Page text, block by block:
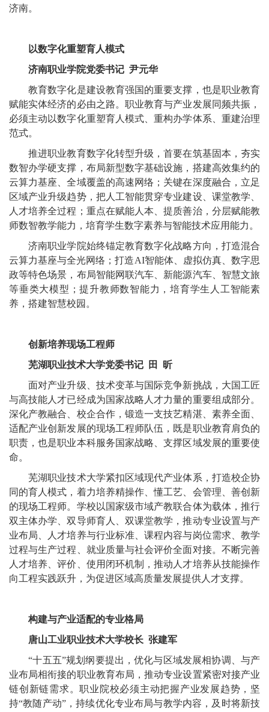
济南。
以数字化重塑育人模式
济南职业学院党委书记 尹元华
教育数字化是建设教育强国的重要支撑，也是职业教育
赋能实体经济的必由之路。职业教育与产业发展同频共振，
必须主动以数字化重塑育人模式、重构办学体系、重建治理
范式。
推进职业教育数字化转型升级，首要在筑基固本，夯实
数智办学硬支撑，布局新型数字基础设施，搭建高效集约的
云算力基座、全域覆盖的高速网络；关键在深度融合，立足
区域产业升级趋势，把人工智能贯穿专业建设、课堂教学、
人才培养全过程；重点在赋能人本、提质善治，分层赋能教
师数智教学能力，培育学生数字素养与智能技术应用能力。
济南职业学院始终锚定教育数字化战略方向，打造混合
云算力基座与全光网络；打造AI智能体、虚拟仿真、数字思
政等特色场景，布局智能网联汽车、新能源汽车、智慧文旅
等垂类大模型；提升教师数智能力，培育学生人工智能素
养，搭建智慧校园。
创新培养现场工程师
芜湖职业技术大学党委书记 田 昕
面对产业升级、技术变革与国际竞争新挑战，大国工匠
与高技能人才已经成为国家战略人才力量的重要组成部分。
深化产教融合、校企合作，锻造一支技艺精湛、素养全面、
适配产业创新发展的现场工程师队伍，既是职业教育肩负的
职责，也是职业本科服务国家战略、支撑区域发展的重要使
命。
芜湖职业技术大学紧扣区域现代产业体系，打造校企协
同的育人模式，着力培养精操作、懂工艺、会管理、善创新
的现场工程师。学校以国家级市域产教联合体为载体，推行
双主体办学、双导师育人、双课堂教学，推动专业设置与产
业布局、人才培养与行业标准、课程内容与岗位需求、教学
过程与生产过程、就业质量与社会评价全面对接。不断完善
人才培养、评价、使用闭环机制，推动人才培养从技能操作
向工程实践跃升，为促进区域高质量发展提供人才支撑。
构建与产业适配的专业格局
唐山工业职业技术大学校长 张建军
“十五五”规划纲要提出，优化与区域发展相协调、与产
业布局相衔接的职业教育布局，推动专业设置紧密对接产业
链创新链需求。职业院校必须主动把握产业发展趋势，坚
持“教随产动”，持续优化专业布局与教学内容，及时将新技